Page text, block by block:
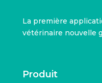
La première
vétérinaire nouvelle
Produit